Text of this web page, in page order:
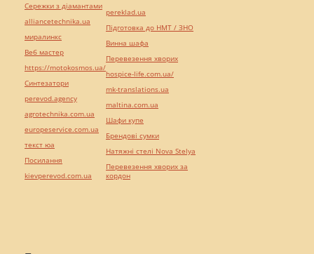
Сережки з діамантами
alliancetechnika.ua
миралинкс
Веб мастер
https://motokosmos.ua/
Синтезатори
perevod.agency
agrotechnika.com.ua
europeservice.com.ua
текст юа
Посилання
kievperevod.com.ua
pereklad.ua
Підготовка до НМТ / ЗНО
Винна шафа
Перевезення хворих
hospice-life.com.ua/
mk-translations.ua
maltina.com.ua
Шафи купе
Брендові сумки
Натяжні стелі Nova Stelya
Перевезення хворих за
кордон